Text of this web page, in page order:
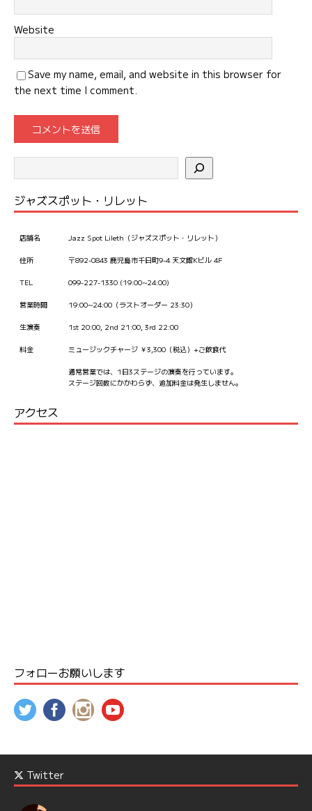
Website
Save my name, email, and website in this browser for
the next time I comment.
ジャズスポット・リレット
店舗名 Jazz Spot Lileth（ジャズスポット・リレット）
住所 〒892-0843 鹿児島市千日町9-4 天文館Kビル 4F
TEL 099-227-1330 (19:00~24:00)
営業時間 19:00~24:00（ラストオーダー 23:30）
生演奏 1st 20:00, 2nd 21:00, 3rd 22:00
料金 ミュージックチャージ ￥3,300（税込）+ご飲食代
通常営業では、1日3ステージの演奏を行っています。
ステージ回数にかかわらず、追加料金は発生しません。
アクセス
フォローお願いします
Twitter